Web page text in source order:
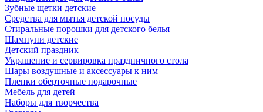
Зубные щетки детские
Средства для мытья детской посуды
Стиральные порошки для детского белья
Шампуни детские
Детский праздник
Украшение и сервировка праздничного стола
Шары воздушные и аксессуары к ним
Пленки оберточные подарочные
Мебель для детей
Наборы для творчества